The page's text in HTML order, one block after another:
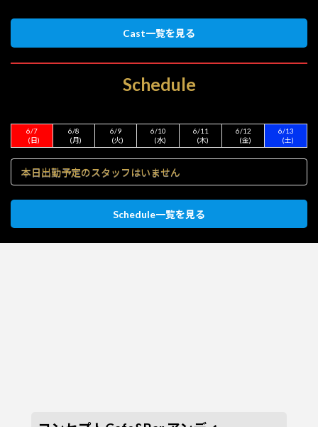
Cast一覧を見る
Schedule
6/7
(日)
6/8
(月)
6/9
(火)
6/10
(水)
6/11
(木)
6/12
(金)
6/13
(土)
本日出勤予定のスタッフはいません
Schedule一覧を見る